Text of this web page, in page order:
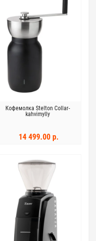
Кофемолка Stelton Collar-
kahvimylly
14 499.00 р.